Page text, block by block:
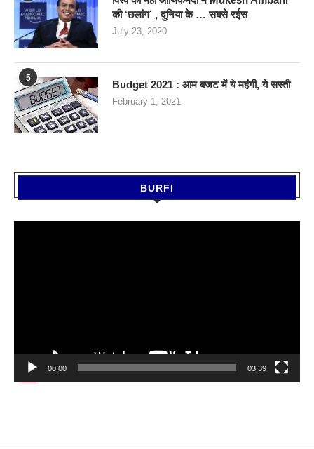
की ‘छलांग’ , दुनिया के … सबसे रईस
July 23, 2020
5
Budget 2021 : आम बजट में ये महंगी, ये सस्‍ती
February 1, 2021
BURFI
00:00 03:39